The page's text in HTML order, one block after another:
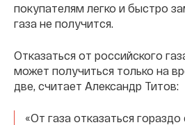
покупателям легко и быстро
газа не получится.
Отказаться от российского
может получиться только на
две, считает Александр Титов:
«От газа отказаться